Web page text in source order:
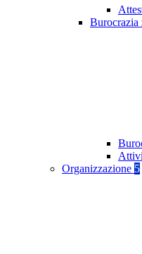
Burocrazia
Organizzazione 5